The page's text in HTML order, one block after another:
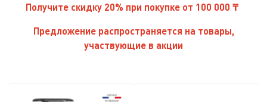
Получите скидку 20% при покупке от 100 000 ₸
Предложение распространяется на товары,
участвующие в акции